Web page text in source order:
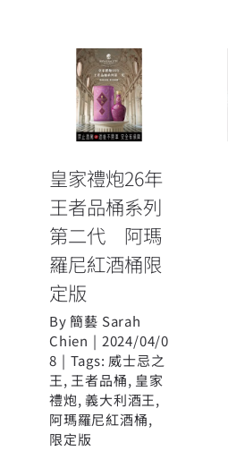
皇家禮炮26年
王者品桶系列
第二代 阿瑪
羅尼紅酒桶限
定版
皇家禮炮26年
王者品桶系列
第二代 阿瑪
羅尼紅酒桶限
定版
By簡藝 Sarah
Chien | 2024/04/0
8 | Tags: 威士忌之
王, 王者品桶, 皇家
禮炮,義大利酒王,
阿瑪羅尼紅酒桶,
限定版